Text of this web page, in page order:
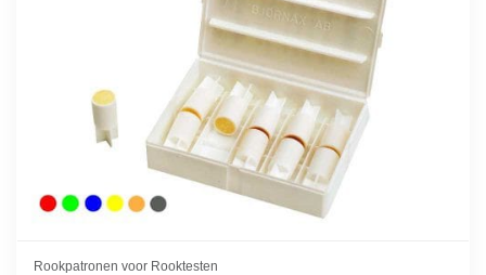
worden
Rookpatronen voor Rooktesten